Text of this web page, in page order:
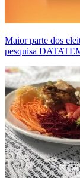
Maior parte dos
pesquisa